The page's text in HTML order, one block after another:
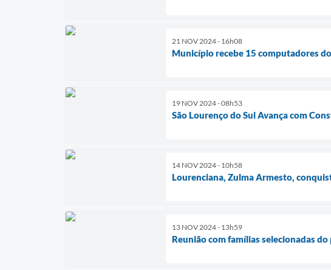
21 NOV 2024 - 16h08
Município recebe 15 computadores
19 NOV 2024 - 08h53
São Lourenço do Sul Avança com
14 NOV 2024 - 10h58
Lourenciana, Zulma Armesto,
13 NOV 2024 - 13h59
Reunião com famílias selecionadas do